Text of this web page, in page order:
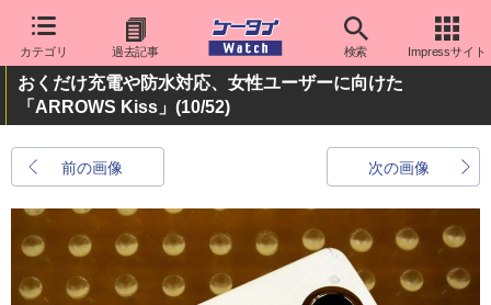
カテゴリ 過去記事 検索 Impressサイト
おくだけ充電や防水対応、女性ユーザーに向けた
「ARROWS Kiss」 (10/52)
前の画像 次の画像